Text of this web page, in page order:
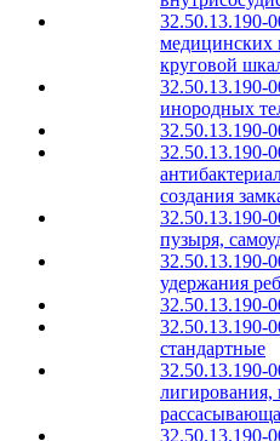
32.50.13.190-
медицинских
круговой
32.50.13.190-
инородных
32.50.13.190-
32.50.13.190-
создания
32.50.13.190-
пузыря,
32.50.13.190-
удержания
32.50.13.190-
32.50.13.190-
стандартные
32.50.13.190-
лигирования,
32.50.13.190-